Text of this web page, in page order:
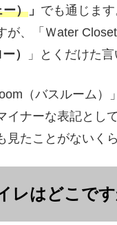
ー） 」 でも通じま
が、「Ｗater
） 」とくだけた
（バスルーム）
イナーな表記とし
たことがないく
レはどこで